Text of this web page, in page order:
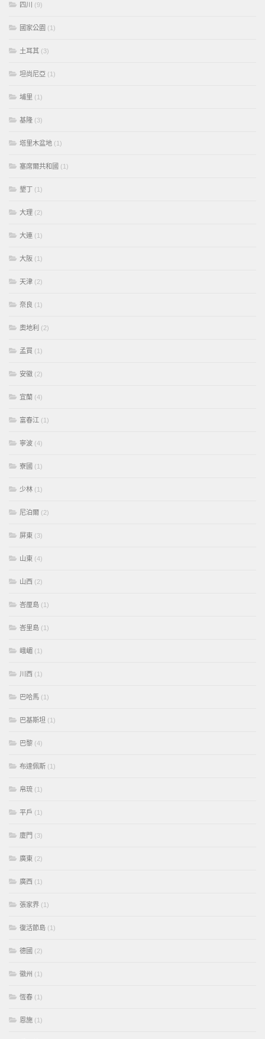
四川 (9)
國家公園 (1)
土耳其 (3)
坦尚尼亞 (1)
埔里 (1)
基隆 (3)
塔里木盆地 (1)
塞席爾共和國 (1)
墾丁 (1)
大理 (2)
大連 (1)
大阪 (1)
天津 (2)
奈良 (1)
奧地利 (2)
孟買 (1)
安徽 (2)
宜蘭 (4)
富春江 (1)
寧波 (4)
寮國 (1)
少林 (1)
尼泊爾 (2)
屏東 (3)
山東 (4)
山西 (2)
峇厘島 (1)
峇里島 (1)
峨嵋 (1)
川西 (1)
巴哈馬 (1)
巴基斯坦 (1)
巴黎 (4)
布達佩斯 (1)
帛琉 (1)
平戶 (1)
廈門 (3)
廣東 (2)
廣西 (1)
張家界 (1)
復活節島 (1)
德國 (2)
徽州 (1)
恆春 (1)
恩施 (1)